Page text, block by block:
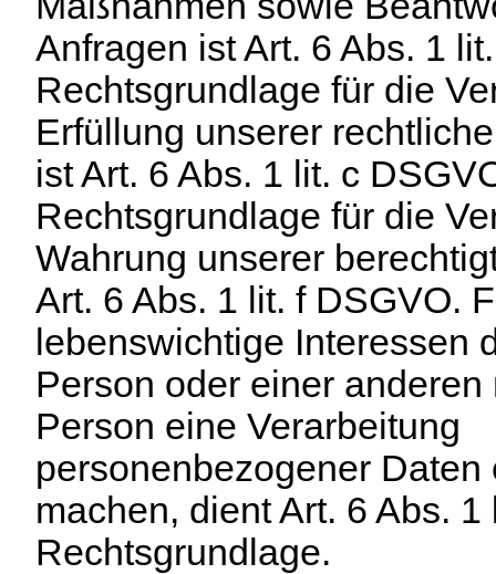
Anfragen ist Art. 6 Abs. 1
Rechtsgrundlage für die
Erfüllung unserer
ist Art. 6 Abs. 1 lit. c
Rechtsgrundlage für die
Wahrung unserer
Art. 6 Abs. 1 lit. f DSGVO.
lebenswichtige Interessen
Person oder einer anderen
Person eine Verarbeitung
personenbezogener Daten
machen, dient Art. 6 Abs.
Rechtsgrundlage.